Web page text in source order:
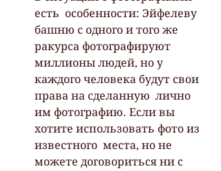
есть  особенности: Эйфелеву
башню с одного и того же
ракурса фотографируют
миллионы людей, но у
каждого человека будут свои
права на сделанную  лично
им фотографию. Если вы
хотите использовать фото из
известного  места, но не
можете договориться ни с